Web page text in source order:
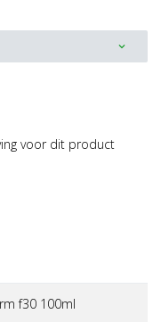
expand_more
voor dit product
f30 100ml